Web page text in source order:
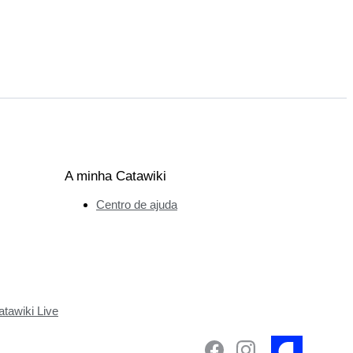
Live
A minha Catawiki
Centro de ajuda